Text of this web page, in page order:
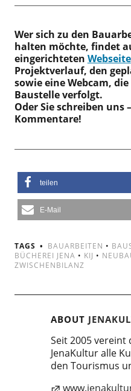
Wer sich zu den
halten möchte, findet
eingerichteten Webseite
Projektverlauf, den
sowie eine Webcam,
Baustelle verfolgt.
Oder Sie schreiben uns
Kommentare!
teilen
E-Mail
TAGS BAUARBEITEN •
BÜCHEREI JENA • KIJ •
ZWISCHENBILANZ
ABOUT
Seit 2005
JenaKultur alle
den Tourismus